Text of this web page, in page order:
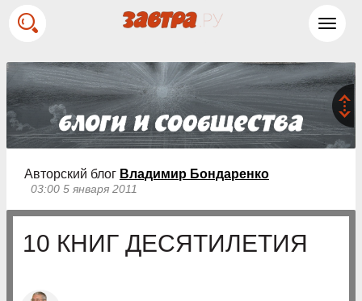
Авторский блог Владимир Бондаренко
03:00 5 января 2011
10 КНИГ ДЕСЯТИЛЕТИЯ